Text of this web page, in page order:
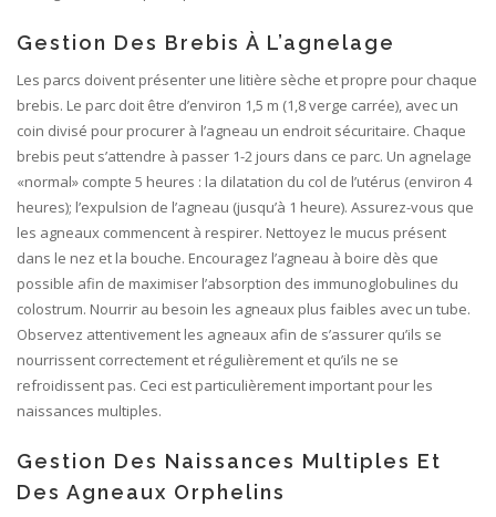
Gestion Des Brebis À L’agnelage
Les parcs doivent présenter une litière sèche et propre pour chaque
brebis. Le parc doit être d’environ 1,5 m (1,8 verge carrée), avec un
coin divisé pour procurer à l’agneau un endroit sécuritaire. Chaque
brebis peut s’attendre à passer 1-2 jours dans ce parc. Un agnelage
«normal» compte 5 heures : la dilatation du col de l’utérus (environ 4
heures); l’expulsion de l’agneau (jusqu’à 1 heure). Assurez-vous que
les agneaux commencent à respirer. Nettoyez le mucus présent
dans le nez et la bouche. Encouragez l’agneau à boire dès que
possible afin de maximiser l’absorption des immunoglobulines du
colostrum. Nourrir au besoin les agneaux plus faibles avec un tube.
Observez attentivement les agneaux afin de s’assurer qu’ils se
nourrissent correctement et régulièrement et qu’ils ne se
refroidissent pas. Ceci est particulièrement important pour les
naissances multiples.
Gestion Des Naissances Multiples Et
Des Agneaux Orphelins